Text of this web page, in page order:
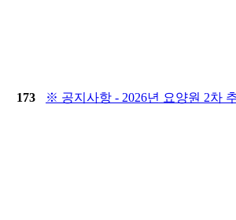
173 ※ 공지사항 - 2026년 요양원 2차